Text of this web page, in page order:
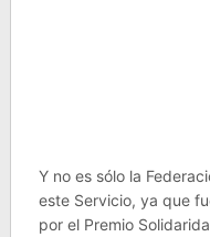
Y no es sólo la
este Servicio, ya que
por el Premio